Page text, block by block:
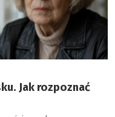
Jak rozpoznać